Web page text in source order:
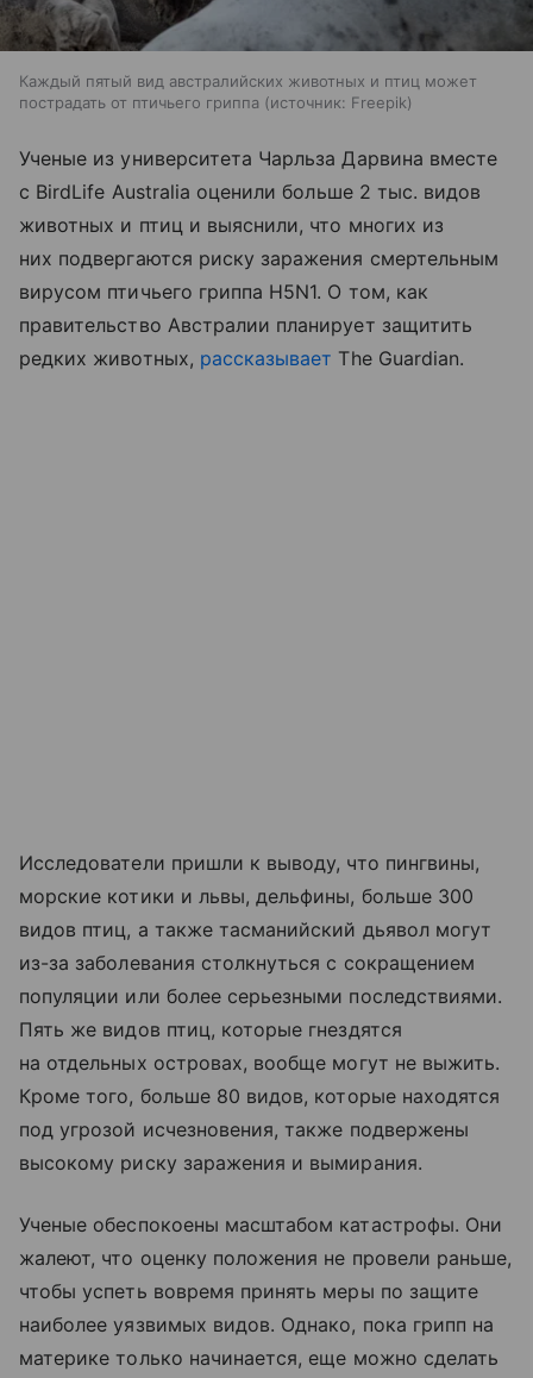
Каждый пятый вид австралийских животных и птиц может
пострадать от птичьего гриппа
источник: Freepik
Ученые из университета Чарльза Дарвина вместе
с BirdLife Australia оценили больше 2 тыс. видов
животных и птиц и выяснили, что многих из
них подвергаются риску заражения смертельным
вирусом птичьего гриппа H5N1. О том, как
правительство Австралии планирует защитить
редких животных, рассказывает The Guardian.
Исследователи пришли к выводу, что пингвины,
морские котики и львы, дельфины, больше 300
видов птиц, а также тасманийский дьявол могут
из-за заболевания столкнуться с сокращением
популяции или более серьезными последствиями.
Пять же видов птиц, которые гнездятся
на отдельных островах, вообще могут не выжить.
Кроме того, больше 80 видов, которые находятся
под угрозой исчезновения, также подвержены
высокому риску заражения и вымирания.
Ученые обеспокоены масштабом катастрофы. Они
жалеют, что оценку положения не провели раньше,
чтобы успеть вовремя принять меры по защите
наиболее уязвимых видов. Однако, пока грипп на
материке только начинается, еще можно сделать